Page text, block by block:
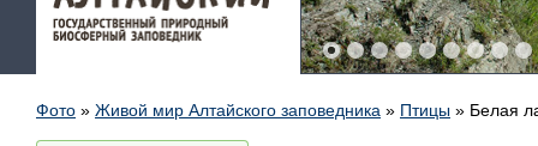
Фото » Живой мир Алтайского заповедника » Птицы » Белая